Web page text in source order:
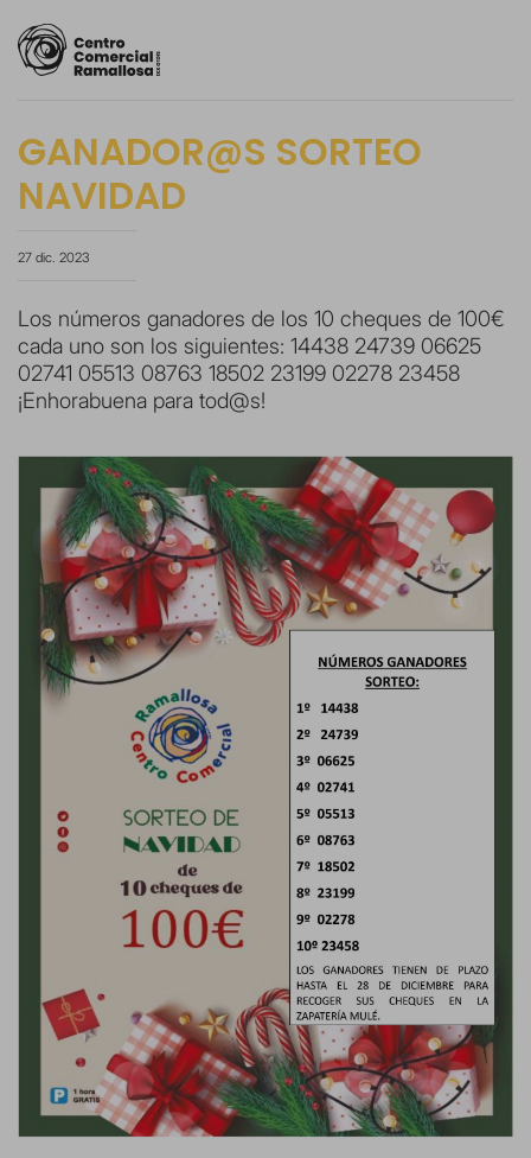
GANADOR@S SORTEO
NAVIDAD
27 dic. 2023
Los números ganadores de los 10 cheques de 100€
cada uno son los siguientes: 14438 24739 06625
02741 05513 08763 18502 23199 02278 23458
¡Enhorabuena para tod@s!